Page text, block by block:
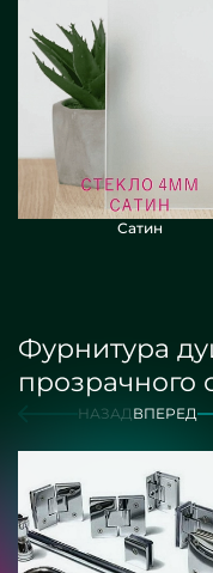
Сатин
Фурнитура
прозрачного
НАЗАДВПЕРЕД